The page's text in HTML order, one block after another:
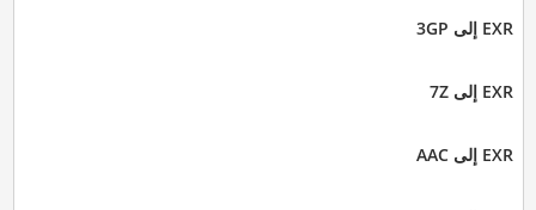
EXR إلى 3GP
EXR إلى 7Z
EXR إلى AAC